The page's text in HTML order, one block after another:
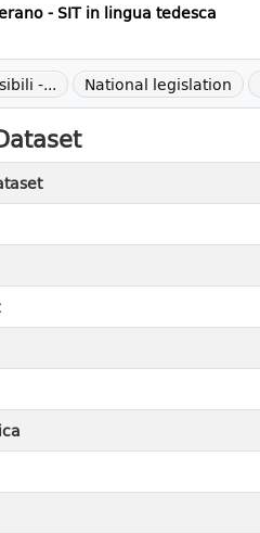
- SIT in lingua tedesca
-... National legislation